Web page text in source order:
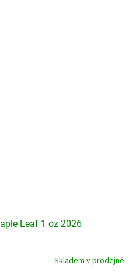
Leaf 1 oz 2026
Skladem v prodejně